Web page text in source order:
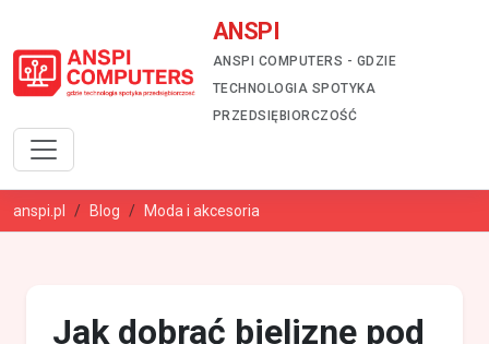
ANSPI
ANSPI COMPUTERS - GDZIE
TECHNOLOGIA SPOTYKA
PRZEDSIĘBIORCZOŚĆ
anspi.pl Blog Moda i akcesoria
Jak dobrać bieliznę pod